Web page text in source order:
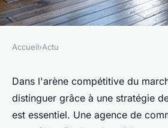
Boostez votre
une agence de
Accueil›Actu
Dans l'arène compétitive du
distinguer grâce à une stratégie
est essentiel. Une agence de